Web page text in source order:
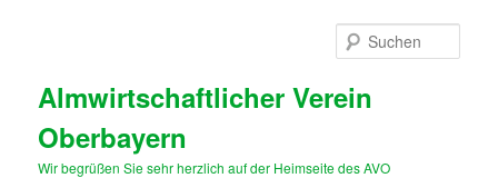
Almwirtschaftlicher Verein
Oberbayern
Wir begrüßen Sie sehr herzlich auf der Heimseite des AVO